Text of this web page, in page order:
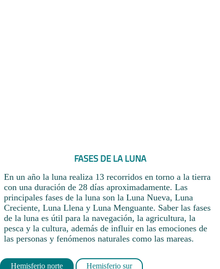
FASES DE LA LUNA
En un año la luna realiza 13 recorridos en torno a la tierra
con una duración de 28 días aproximadamente. Las
principales fases de la luna son la Luna Nueva, Luna
Creciente, Luna Llena y Luna Menguante. Saber las fases
de la luna es útil para la navegación, la agricultura, la
pesca y la cultura, además de influir en las emociones de
las personas y fenómenos naturales como las mareas.